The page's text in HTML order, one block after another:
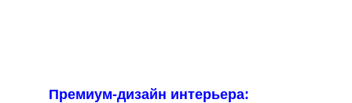
Премиум-дизайн интерьера: